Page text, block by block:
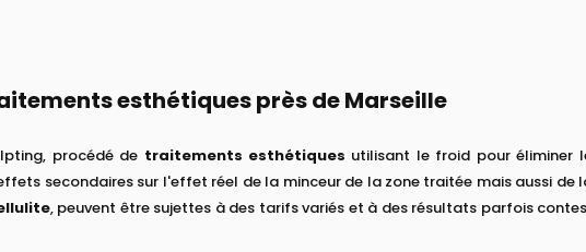
esthétiques près de Marseille
procédé de traitements esthétiques utilisant le froid pour éliminer
secondaires sur l'effet réel de la minceur de la zone traitée mais aussi de
, peuvent être sujettes à des tarifs variés et à des résultats parfois